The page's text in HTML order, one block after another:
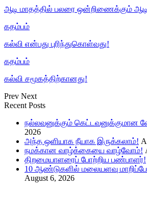
ஆடி மாதத்தில் பலரை ஒன்றிணைக்கும்
கதம்பம்
கல்வி என்பது புரிந்துகொள்வது!
கதம்பம்
கல்வி சமூகத்திற்கானது!
Prev Next
Recent Posts
நல்லவனுக்கும் கெட்டவனுக்குமான
2026
அந்த ஒளியாக நீயாக இருக்கலாம்!
நமக்கான வாழ்க்கையை வாழ்வோம்!
திறமையாளரைப் போற்றிய பண்பாளர்!
10 ஆண்டுகளில் மலையளவு
August 6, 2026